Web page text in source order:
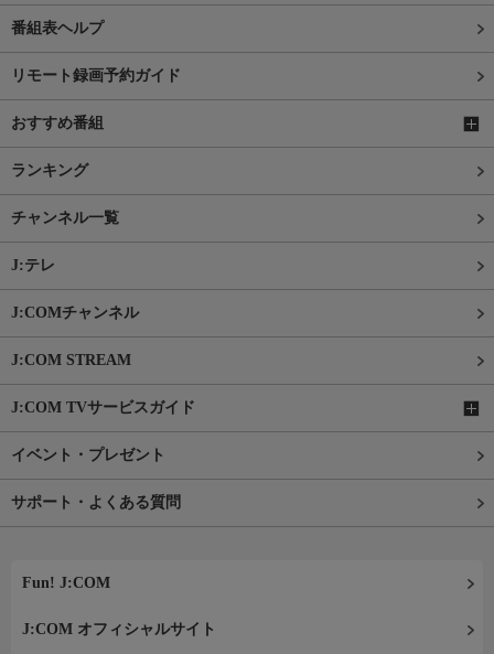
番組表ヘルプ
リモート録画予約ガイド
おすすめ番組
ランキング
チャンネル一覧
J:テレ
J:COMチャンネル
J:COM STREAM
J:COM TVサービスガイド
イベント・プレゼント
サポート・よくある質問
Fun! J:COM
J:COM オフィシャルサイト